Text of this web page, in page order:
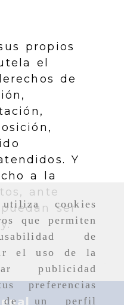
cookies
que permiten
de
el uso de la
publicidad
preferencias
un perfil
propios
el
de
Y
a la
ante
ser